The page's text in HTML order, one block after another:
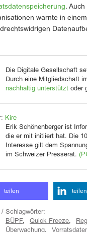
.
warnte in einem
Die Digitale Gesellschaft
Durch eine Mitgliedschaft
nachhaltig unterstützt oder
Kire
Erik Schönenberger ist
die er mit initiiert hat. Die
Interesse gilt dem
im Schweizer Presserat.
teilen teilen
/ Schlagwörter:
BÜPF, Quick Freeze,
Überwachung,